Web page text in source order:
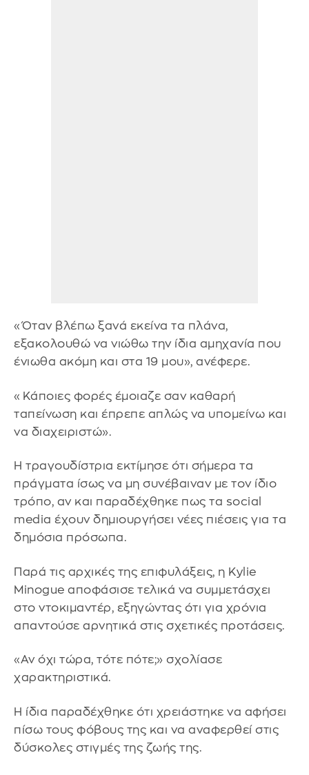
«Όταν βλέπω ξανά εκείνα τα πλάνα,
εξακολουθώ να νιώθω την ίδια αμηχανία που
ένιωθα ακόμη και στα 19 μου», ανέφερε.
«Κάποιες φορές έμοιαζε σαν καθαρή
ταπείνωση και έπρεπε απλώς να υπομείνω και
να διαχειριστώ».
Η τραγουδίστρια εκτίμησε ότι σήμερα τα
πράγματα ίσως να μη συνέβαιναν με τον ίδιο
τρόπο, αν και παραδέχθηκε πως τα social
media έχουν δημιουργήσει νέες πιέσεις για τα
δημόσια πρόσωπα.
Παρά τις αρχικές της επιφυλάξεις, η Kylie
Minogue αποφάσισε τελικά να συμμετάσχει
στο ντοκιμαντέρ, εξηγώντας ότι για χρόνια
απαντούσε αρνητικά στις σχετικές προτάσεις.
«Αν όχι τώρα, τότε πότε;» σχολίασε
χαρακτηριστικά.
Η ίδια παραδέχθηκε ότι χρειάστηκε να αφήσει
πίσω τους φόβους της και να αναφερθεί στις
δύσκολες στιγμές της ζωής της.